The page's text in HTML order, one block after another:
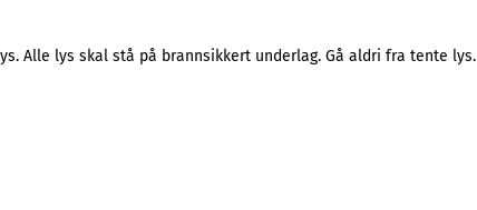
Alle lys skal stå på brannsikkert underlag. Gå aldri fra tente lys.